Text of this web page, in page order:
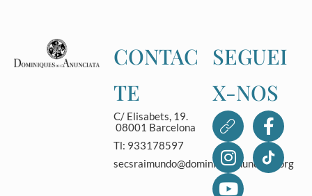
CONTAC
TE
C/ Elisabets, 19.
08001 Barcelona
Tl: 933178597
secsraimundo@dominicasanunciata.org
SEGUEI
X-NOS